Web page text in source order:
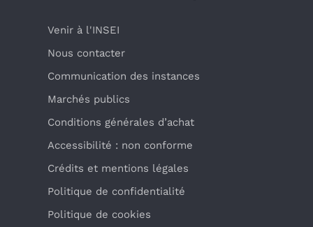
Venir à l'INSEI
Nous contacter
Communication des instances
Marchés publics
Conditions générales d’achat
Accessibilité : non conforme
Crédits et mentions légales
Politique de confidentialité
Politique de cookies